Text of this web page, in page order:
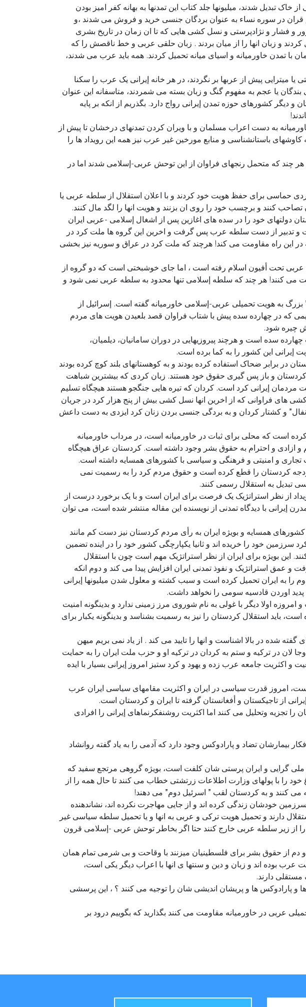
تبدیل شدند، میلیونها جلد کتاب این تمدنها به بهانه کفر امیز بودن
قران در سوره نساء به عنوان بردگان جنسی خرید و فروش می شدند ،و
و فشار و نژادپرستی و نسل کشی هایی که تا ان زمان در تاریخ بشری
کردند و زبان انها را از میان بردند . زبان حلقی عربی و خط ناقصش را که
با تمدن خاورمیانه و اسیای میانه تحمیل کردند. همه باید عرب می شدند،
میترایی پیش از عربها بر نگردند، در هر خانه إیرانی یک عرب را سکنا
بندگان یا عجم به مفهوم گنگ و زبان بسته می شمردند، متاسفانه این عنوان
و دیگر کشورهای حوزه تمدن إیرانی رواج دارد. بگذریم از انکه بر پایه
به دست اعراب مسلمان و با ویران کردن تمدنهای درخشان تا پیش از
باستانشناسی و منابع مورخین غیر عرب نیز همه این رویداد ها را
چند که متحمل رنجهای فراوان از این توحش عربی-إسلامی شدند اما در
حماسی برای حفظ هویت خود کردند و با اعلان استقلال از سلطه عربی یا
کنند و برچسب خود را روی ان بزنند و هویت انها را لگد مال کنند.
دولتهای خود را در سده های اغازین پس از اشغال إسلامی -عربی ایران
و تدبیر از دست سلطه عرب پس گرفت و اخرین این گروه ها ملت کرد در
این راه مقاومت می کند! هرچند که ملت کرد در عراق و سوریه نیز بخشی
عربی تحت أفیون اسلام رفته است ، اما جای خوشبختی است که دو گروه از
می کنند! هر چند که سلطه إسلامی تنها محدود به سلطه عربی نمی شود و
بزرگ به هویت تحمیلی عربی-إسلامی خاورمیانه گفته است. إسرائیل از
که در چهارده سده پیش با شتاب فراوان قصد بلعیدن هویت های مردم
چیره شود.
سده است و هرچند پیروزیهایی در دوران سامانیان، دیلمیان،
إیرانی این کشور را به کما برده است.
در برابر ضحاک استفاده کرده بودند و به کوهستانهای بلند کوچ کرده بودند
کردستان و باز پس گیری حقوق خود هستند. زبان کردی که بیشترین شباهت
مردمان إیرانی کرد است. کردان که تیره هایی جنگجو هستند هیچگاه تسلیم
های فراوانی که از اخرین انها نسل کشی بیش از پنج هزار کرد در جریان
و کشتار کردان و به بردگی جنسی بردن زنان کرد ایزدی به دست داعش
است که محلی برای ثبات در خاورمیانه است، در مرداب خاورمیانه
ازادی و احترام به حقوق بشر وجود داشته است. کردستان عراق هیچگاه
و امنیتی و فرهنگی و سیاسی با کشورهای همسایه داشته است.
کردستان را قطع کرده است و حقوق مردم کرد را به رسمیت نمی
تبدیل به استقلال رسمی کنند.
از نظر استراتژیک یک فرصت برای ایران است و با یک برخورد درست از
إیرانی با دیدگاه تمدنی از نویسنده این مقاله منتشر شده است، می توان
همسایه و بویژه ایران به رأی مردم کردستان نیز دست کم مانند
سرزمین خود را خریده اند و ثانیا یکپارچگی کشور خود را در اینده تضمین
این بویژه برای ایران از نظر استراتژیک مهم است چون با استقلال
و عمق استراتژیک و نفوذ تمدنی ایران افزایش پیدا می کند و دوم انکه
را به ایران تحمیل کرده است و سبب کشته و معلول شدن میلیونها إیرانی
اوردن قادسیه سومی را نخواهد داشت.
اولا دیگر با غولی به نام شوروی مرز زمینی ندارد و بدینگونه امنیت
باید استقلال کردستان را نیز به رسمیت بشناسد و بدینگونه یکبار برای
شده در بالا اشناست و انها را تایید می کند . از یاد نمی بریم میهن
لان در ترکیه و ستم به کردان در ترکیه او و حزب ملت ایران را به حمایت
اکثریت جامعه عرب زده و یهود و کرد ستیز امروز إیرانی بسیار با ایده
امروز قدرت سیاسی در ایران و اکثریت مقامهای سیاسی ایران عرب
از تاجیکستان و أفغانستان گرفته تا ایران و کردستان است.
تجزیه وتحلیل می کنند اما اکثریت روشنفکرنماهای إیرانی را افرادی
بیمارشان تضاد و پارادوکس وجود دارد که آدمی را به یاد گفته روانشاد
گرایی و ایران پرستی شان کلفت است، بویژه گروهی مرتجع سفید که
خود را با پولهای وزارت اطلاعات زرتشتی خطاب می کنند تا حال همه را از
می کنند و به کردستان لقب ” اسرئیل دوم” می دهند!
خودشان زندگی کرده اند و از جایی مهاجرت نکرده اند، نشاندهنده
دارند و تحمیل هویت ترکی و عربی به انها و یا تحمیل سلطه سیاسی غیر
را از زیر سلطه عربی خارج کنند حتا اگر بخاطر توحش عربی -إسلامی قرون
از حقوق بشر برای فلسطینیان میزنند با وقاحت و بی شرمی تمام همان
بوده اند و زبان و دین و سنتها ی انها با اعراب دیگر یکی است،
دارند.
و پارادوکس ها و پریشان اندیشی شان را توجیه می کنند ؟ ، این پرسشی
عربی در خاورمیانه مقاومت می کنند بگذارید که بگوییم درود بر